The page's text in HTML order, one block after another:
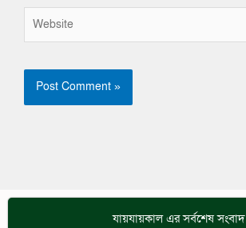
যায়যায়কাল এর সর্বশেষ সংবাদ